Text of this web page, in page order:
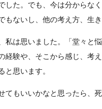
た。でも、今は分からな
ないし、他の考え方、生き
は思いました。「堂々と
験や、そこから感じ、考
思います。
てもいいかなと思ったら、